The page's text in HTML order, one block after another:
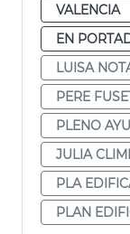
VALENCIA
EN
LUISA
PERE
PLENO
JULIA
PLA
PLAN